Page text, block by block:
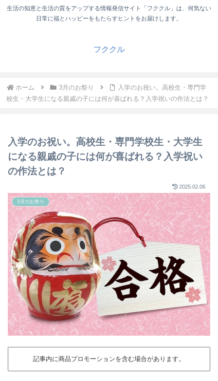
生活の知恵と生活の質をアップする情報発信サイト「フククル」は、何気ない
日常に福とハッピーをもたらすヒントをお届けします。
フククル
ホーム 3月のお祭り
入学のお祝い。高校生・専門学
校生・大学生になる親戚の子には何が喜ばれる？入学祝いの作法とは？
入学のお祝い。高校生・専門学校生・大学生
になる親戚の子には何が喜ばれる？入学祝い
の作法とは？
2025.02.06
3月のお祭り
記事内に商品プロモーションを含む場合があります。